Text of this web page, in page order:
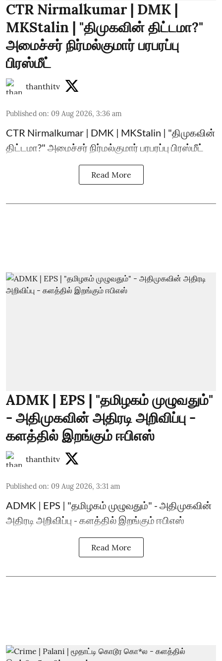
CTR Nirmalkumar | DMK |
MKStalin | "திமுகவின் திட்டமா?"
அமைச்சர் நிர்மல்குமார் பரபரப்பு
பிரஸ்மீட்
thanthitv
Published on: 09 Aug 2026, 3:36 am
CTR Nirmalkumar | DMK | MKStalin | "திமுகவின்
திட்டமா?" அமைச்சர் நிர்மல்குமார் பரபரப்பு பிரஸ்மீட்
Read More
ADMK | EPS | "தமிழகம் முழுவதும்"
- அதிமுகவின் அதிரடி அறிவிப்பு -
களத்தில் இறங்கும் ஈபிஎஸ்
thanthitv
Published on: 09 Aug 2026, 3:31 am
ADMK | EPS | "தமிழகம் முழுவதும்" - அதிமுகவின்
அதிரடி அறிவிப்பு - களத்தில் இறங்கும் ஈபிஎஸ்
Read More